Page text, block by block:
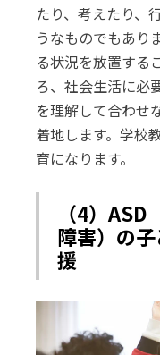
たり、考えたり、
うなものでもあり
る状況を放置する
ろ、社会生活に必
を理解して合わせ
着地します。学校
育になります。
（4）
障害）の
援